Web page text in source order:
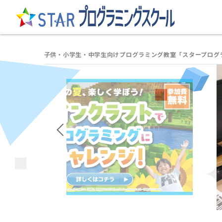
子供・小学生・中学生向けプログラミング教室「スタープロ